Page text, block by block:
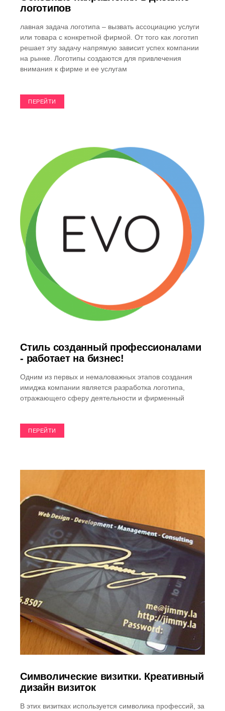
логотипов
лавная задача логотипа – вызвать ассоциацию услуги
или товара с конкретной фирмой. От того как логотип
решает эту задачу напрямую зависит успех компании
на рынке. Логотипы создаются для привлечения
внимания к фирме и ее услугам
ПЕРЕЙТИ
Стиль созданный профессионалами
- работает на бизнес!
Одним из первых и немаловажных этапов создания
имиджа компании является разработка логотипа,
отражающего сферу деятельности и фирменный
ПЕРЕЙТИ
Символические визитки. Креативный
дизайн визиток
В этих визитках используется символика профессий, за